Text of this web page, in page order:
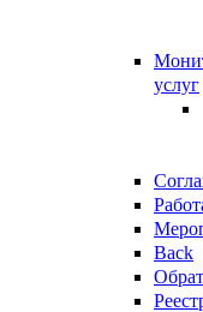
услуг
Back